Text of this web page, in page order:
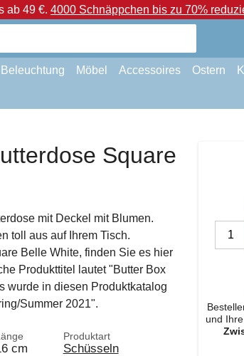
ab 49 €. 4000 Schnäppchen bis zu 70%
Beleuchtung Möbel Accessoires Ostern
und
Square
mit Deckel mit Blumen.
toll aus auf Ihrem Tisch.
Belle White, finden Sie es hier
Produkttitel lautet "Butter Box
wurde in diesen Produktkatalog
Summer 2021".
cm
Produktart
Schüsseln